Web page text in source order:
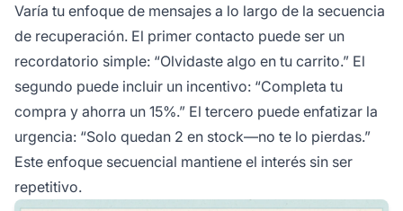
Varía tu enfoque de mensajes a lo largo de la secuencia
de recuperación. El primer contacto puede ser un
recordatorio simple: “Olvidaste algo en tu carrito.” El
segundo puede incluir un incentivo: “Completa tu
compra y ahorra un 15%.” El tercero puede enfatizar la
urgencia: “Solo quedan 2 en stock—no te lo pierdas.”
Este enfoque secuencial mantiene el interés sin ser
repetitivo.